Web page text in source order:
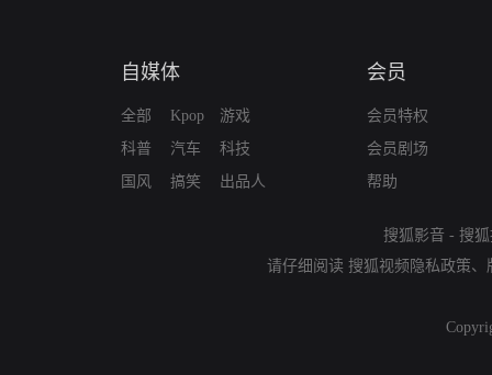
自媒体
全部
科普
国风
Kpop
汽车
搞笑
游戏
科技
出品人
会员
会员特权
会员剧场
帮助
搜狐影音 - 搜
请仔细阅读 搜狐视频隐私政策、